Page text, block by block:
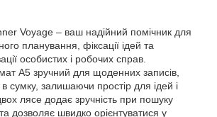
Voyage – ваш надійний помічник для
планування, фіксації ідей та
особистих і робочих справ.
А5 зручний для щоденних записів,
сумку, залишаючи простір для ідей і
лясе додає зручність при пошуку
та дозволяє швидко орієнтуватися у